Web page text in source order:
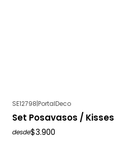
SE12798|PortalDeco
Set Posavasos / Kisses
desde$3.900